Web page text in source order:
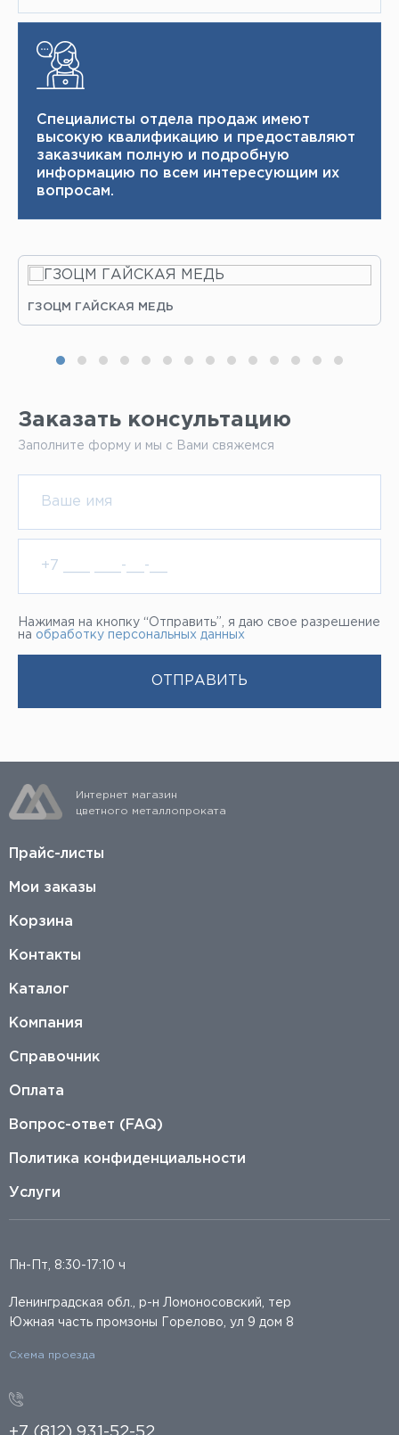
Специалисты отдела продаж имеют
высокую квалификацию и ​ предоставляют
заказчикам полную и подробную
информацию по всем интересующим их
вопросам.
ГЗОЦМ ГАЙСКАЯ МЕДЬ
Заказать консультацию
Заполните форму и мы с Вами свяжемся
Нажимая на кнопку “Отправить”, я даю свое разрешение
на обработку персональных данных
Интернет магазин
цветного металлопроката
Прайс-листы
Мои заказы
Корзина
Контакты
Каталог
Компания
Справочник
Оплата
Вопрос-ответ (FAQ)
Политика конфиденциальности
Услуги
Пн-Пт, 8:30-17:10 ч
Ленинградская обл., р-н Ломоносовский, тер
Южная часть промзоны Горелово, ул 9 дом 8
Схема проезда